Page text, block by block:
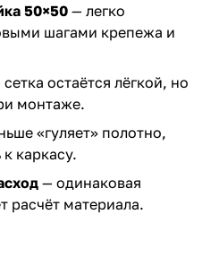
50×50 — легко
шагами крепежа и
остаётся лёгкой, но
монтаже.
«гуляет» полотно,
каркасу.
— одинаковая
расчёт материала.